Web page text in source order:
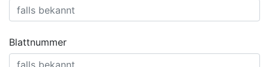
Blattnummer